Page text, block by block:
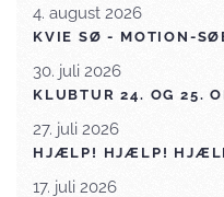
4. august 2026
KVIE SØ - MOTION-
30. juli 2026
KLUBTUR 24. OG 25.
27. juli 2026
HJÆLP! HJÆLP!
17. juli 2026